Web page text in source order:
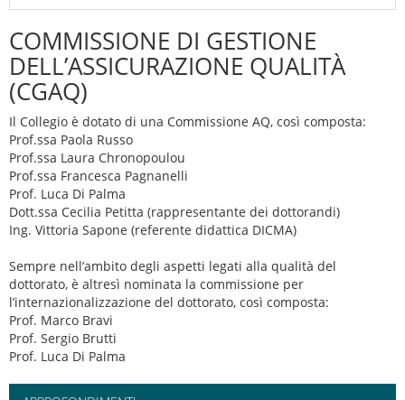
COMMISSIONE DI GESTIONE
DELL’ASSICURAZIONE QUALITÀ
(CGAQ)
Il Collegio è dotato di una Commissione AQ, così composta:
Prof.ssa Paola Russo
Prof.ssa Laura Chronopoulou
Prof.ssa Francesca Pagnanelli
Prof. Luca Di Palma
Dott.ssa Cecilia Petitta (rappresentante dei dottorandi)
Ing. Vittoria Sapone (referente didattica DICMA)
Sempre nell’ambito degli aspetti legati alla qualità del
dottorato, è altresì nominata la commissione per
l’internazionalizzazione del dottorato, così composta:
Prof. Marco Bravi
Prof. Sergio Brutti
Prof. Luca Di Palma